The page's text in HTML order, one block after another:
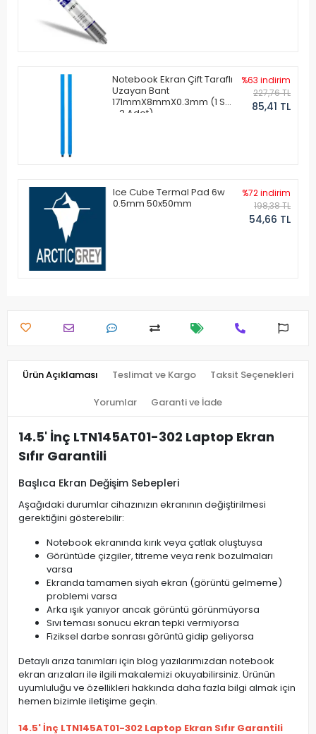
Notebook Ekran Çift Taraflı
Uzayan Bant
171mmX8mmX0.3mm (1 Set
- 2 Adet)
%63 indirim
227,76 TL
85,41 TL
Ice Cube Termal Pad 6w
0.5mm 50x50mm
%72 indirim
198,38 TL
54,66 TL
Ürün Açıklaması Teslimat ve Kargo Taksit Seçenekleri
Yorumlar Garanti ve İade
14.5' İnç LTN145AT01-302 Laptop Ekran
Sıfır Garantili
Başlıca Ekran Değişim Sebepleri
Aşağıdaki durumlar cihazınızın ekranının değiştirilmesi
gerektiğini gösterebilir:
Notebook ekranında kırık veya çatlak oluştuysa
Görüntüde çizgiler, titreme veya renk bozulmaları
varsa
Ekranda tamamen siyah ekran (görüntü gelmeme)
problemi varsa
Arka ışık yanıyor ancak görüntü görünmüyorsa
Sıvı teması sonucu ekran tepki vermiyorsa
Fiziksel darbe sonrası görüntü gidip geliyorsa
Detaylı arıza tanımları için blog yazılarımızdan notebook
ekran arızaları ile ilgili makalemizi okuyabilirsiniz. Ürünün
uyumluluğu ve özellikleri hakkında daha fazla bilgi almak için
hemen bizimle iletişime geçin.
14.5' İnç LTN145AT01-302 Laptop Ekran Sıfır Garantili